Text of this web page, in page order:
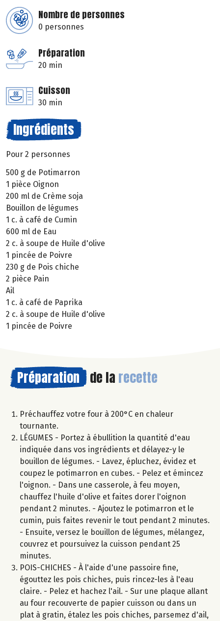
Nombre de personnes
0 personnes
Préparation
20 min
Cuisson
30 min
Ingrédients
Pour 2 personnes
500 g de Potimarron
1 pièce Oignon
200 ml de Crème soja
Bouillon de légumes
1 c. à café de Cumin
600 ml de Eau
2 c. à soupe de Huile d'olive
1 pincée de Poivre
230 g de Pois chiche
2 pièce Pain
Ail
1 c. à café de Paprika
2 c. à soupe de Huile d'olive
1 pincée de Poivre
Préparation de la recette
Préchauffez votre four à 200°C en chaleur
tournante.
LÉGUMES - Portez à ébullition la quantité d'eau
indiquée dans vos ingrédients et délayez-y le
bouillon de légumes. - Lavez, épluchez, évidez et
coupez le potimarron en cubes. - Pelez et émincez
l'oignon. - Dans une casserole, à feu moyen,
chauffez l'huile d'olive et faites dorer l'oignon
pendant 2 minutes. - Ajoutez le potimarron et le
cumin, puis faites revenir le tout pendant 2 minutes.
- Ensuite, versez le bouillon de légumes, mélangez,
couvrez et poursuivez la cuisson pendant 25
minutes.
POIS-CHICHES - À l'aide d'une passoire fine,
égouttez les pois chiches, puis rincez-les à l'eau
claire. - Pelez et hachez l'ail. - Sur une plaque allant
au four recouverte de papier cuisson ou dans un
plat à gratin, étalez les pois chiches, parsemez d'ail,